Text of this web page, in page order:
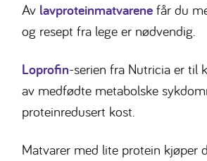
Av lavproteinmatvarene får du
og resept fra lege er nødvendig.
Loprofin-serien fra Nutricia er til
av medfødte metabolske
proteinredusert kost.
Matvarer med lite protein kjøper